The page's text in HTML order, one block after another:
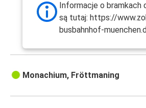
Informacje o bramkach
są tutaj: https://
busbahnhof-
Monachium, Fröttmaning